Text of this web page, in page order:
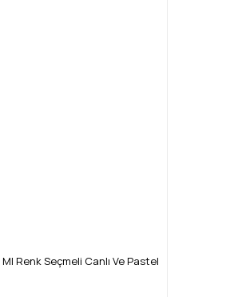
Renk Seçmeli Canlı Ve Pastel